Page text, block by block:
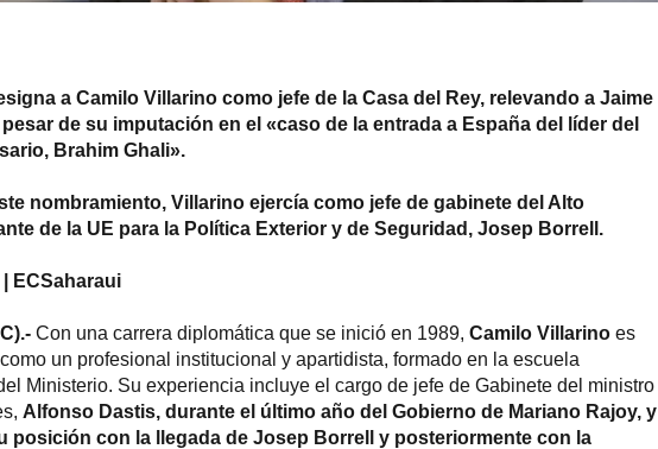
a Camilo Villarino como jefe de la Casa del Rey, relevando a Jaime
de su imputación en el «caso de la entrada a España del líder del
Brahim Ghali».
nombramiento, Villarino ejercía como jefe de gabinete del Alto
de la UE para la Política Exterior y de Seguridad, Josep Borrell.
ECSaharaui
Con una carrera diplomática que se inició en 1989, Camilo Villarino es
un profesional institucional y apartidista, formado en la escuela
Ministerio. Su experiencia incluye el cargo de jefe de Gabinete del ministro
Alfonso Dastis, durante el último año del Gobierno de Mariano Rajoy, y
posición con la llegada de Josep Borrell y posteriormente con la